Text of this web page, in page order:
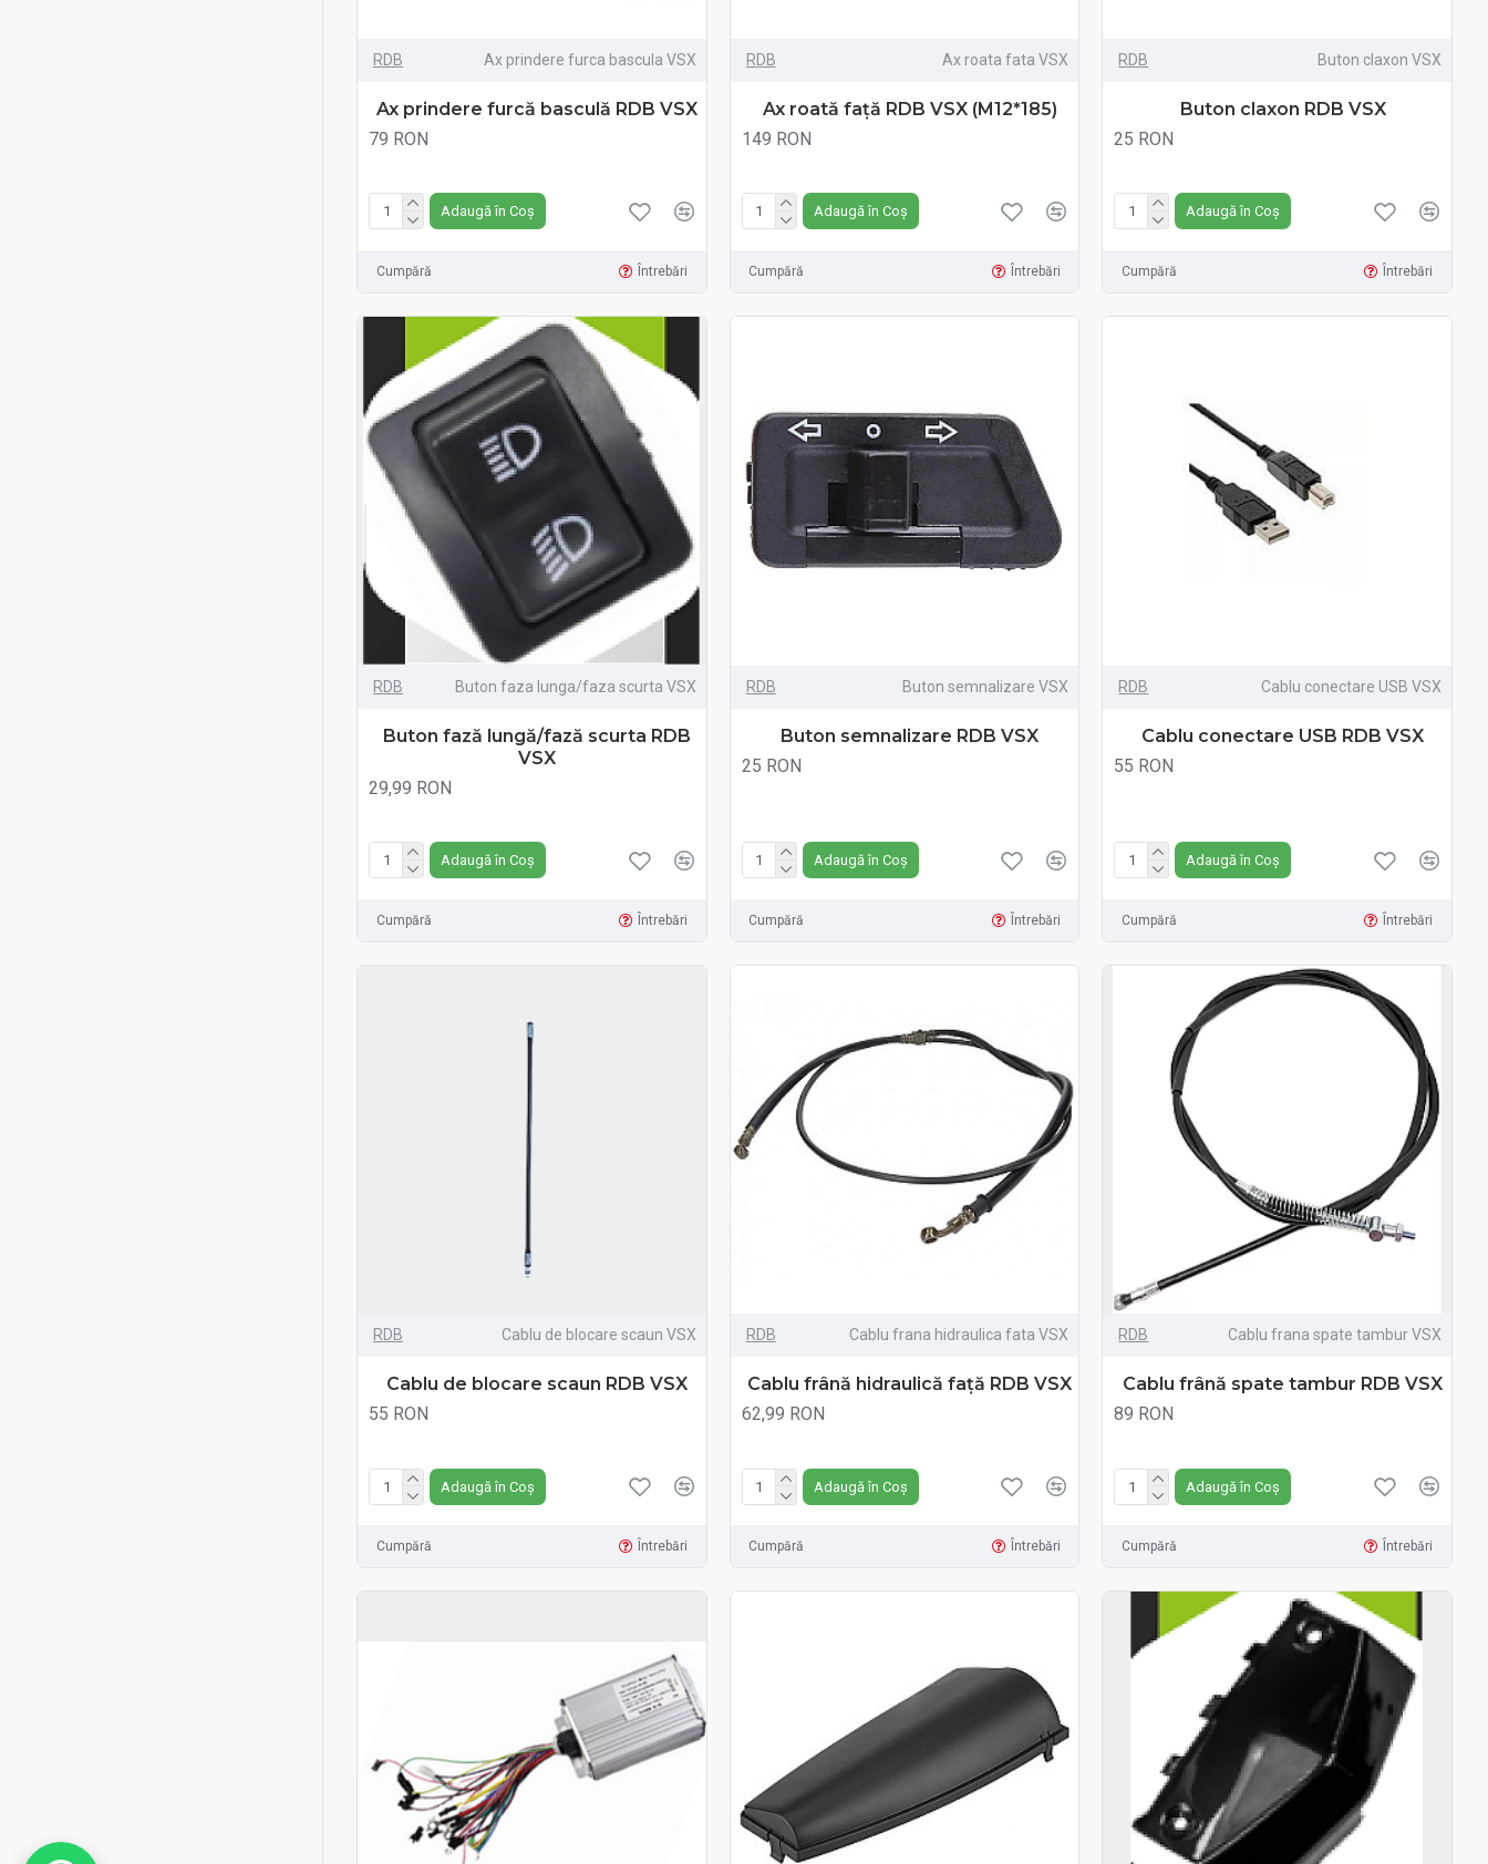
RDB Ax prindere furca bascula VSX
Ax prindere furcă basculă RDB VSX
79 RON
Adaugă în Coș
Cumpără Întrebări
RDB Ax roata fata VSX
Ax roată față RDB VSX (M12*185)
149 RON
Adaugă în Coș
Cumpără Întrebări
RDB Buton claxon VSX
Buton claxon RDB VSX
25 RON
Adaugă în Coș
Cumpără Întrebări
RDB Buton faza lunga/faza scurta VSX
Buton fază lungă/fază scurta RDB
VSX
29,99 RON
Adaugă în Coș
Cumpără Întrebări
RDB Buton semnalizare VSX
Buton semnalizare RDB VSX
25 RON
Adaugă în Coș
Cumpără Întrebări
RDB Cablu conectare USB VSX
Cablu conectare USB RDB VSX
55 RON
Adaugă în Coș
Cumpără Întrebări
RDB Cablu de blocare scaun VSX
Cablu de blocare scaun RDB VSX
55 RON
Adaugă în Coș
Cumpără Întrebări
RDB Cablu frana hidraulica fata VSX
Cablu frână hidraulică față RDB VSX
62,99 RON
Adaugă în Coș
Cumpără Întrebări
RDB Cablu frana spate tambur VSX
Cablu frână spate tambur RDB VSX
89 RON
Adaugă în Coș
Cumpără Întrebări